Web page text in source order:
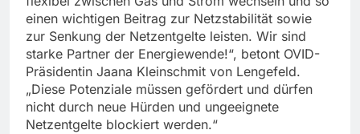
einen wichtigen Beitrag zur Netzstabilität sowie
zur Senkung der Netzentgelte leisten. Wir sind
starke Partner der Energiewende!“, betont OVID-
Präsidentin Jaana Kleinschmit von Lengefeld.
„Diese Potenziale müssen gefördert und dürfen
nicht durch neue Hürden und ungeeignete
Netzentgelte blockiert werden.“